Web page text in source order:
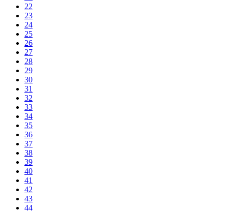
22
23
24
25
26
27
28
29
30
31
32
33
34
35
36
37
38
39
40
41
42
43
44